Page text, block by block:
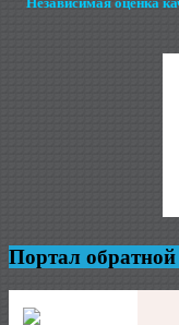
Портал обратной